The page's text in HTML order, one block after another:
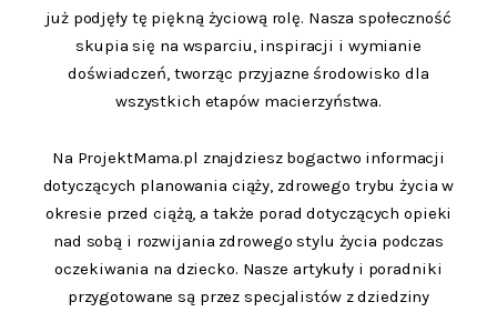
już podjęły tę piękną życiową rolę. Nasza społeczność
skupia się na wsparciu, inspiracji i wymianie
doświadczeń, tworząc przyjazne środowisko dla
wszystkich etapów macierzyństwa.
Na ProjektMama.pl znajdziesz bogactwo informacji
dotyczących planowania ciąży, zdrowego trybu życia w
okresie przed ciążą, a także porad dotyczących opieki
nad sobą i rozwijania zdrowego stylu życia podczas
oczekiwania na dziecko. Nasze artykuły i poradniki
przygotowane są przez specjalistów z dziedziny